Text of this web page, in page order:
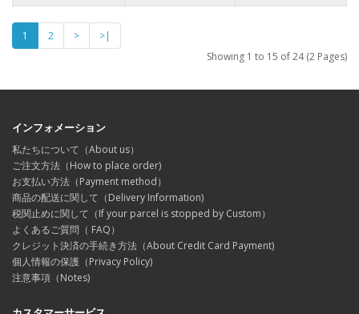
1 2 >
>|
Showing 1 to 15 of 24 (2 Pages)
インフォメーション
私たちについて（About us）
ご注文方法（How to place order)
お支払い方法（Payment method）
商品の配送に関して（Delivery Information)
税関止めに関して（If your parcel is stopped by Custom）
よくあるご質問（ FAQ）
クレジット決済の手続き方法（About Credit Card Payment)
個人情報の保護（Privacy Policy)
注意事項（Notes)